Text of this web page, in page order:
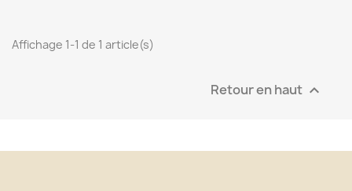
Affichage 1-1 de 1 article(s)
Retour en haut 